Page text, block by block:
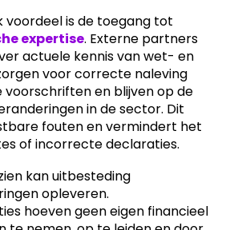
voordeel is de toegang tot
expertise. Externe partners
actuele kennis van wet- en
voor correcte naleving
voorschriften en blijven op de
in de sector. Dit
fouten en vermindert het
of incorrecte declaraties.
kan uitbesteding
opleveren.
hoeven geen eigen financieel